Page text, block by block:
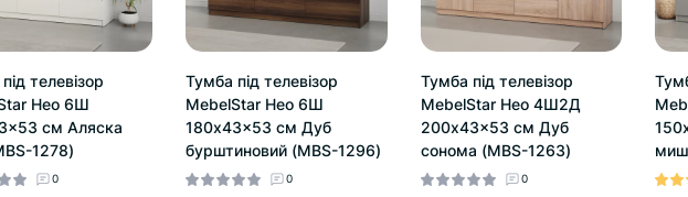
телевізор
Нео 6Ш
см Аляска
1278)
0
Тумба під телевізор
MebelStar Нео 6Ш
180x43x53 см Дуб
бурштиновий (MBS-1296)
0
Тумба під телевізор
MebelStar Нео 4Ш2Д
200x43x53 см Дуб
сонома (MBS-1263)
0